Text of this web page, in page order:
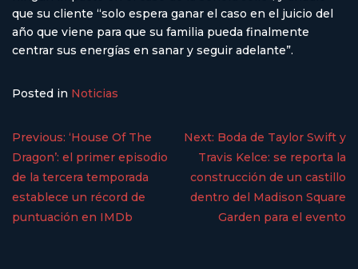
que su cliente “solo espera ganar el caso en el juicio del
año que viene para que su familia pueda finalmente
centrar sus energías en sanar y seguir adelante”.
Posted in Noticias
Previous: ‘House Of The
Dragon’: el primer episodio
de la tercera temporada
establece un récord de
puntuación en IMDb
Next: Boda de Taylor Swift y
Travis Kelce: se reporta la
construcción de un castillo
dentro del Madison Square
Garden para el evento